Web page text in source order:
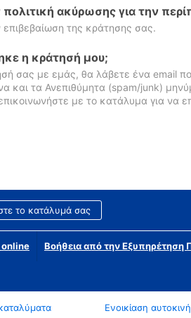
ακύρωσης για την
επιβεβαίωση της κράτησης σας.
η κράτησή μου;
σας με εμάς, θα λάβετε ένα email
και τα Ανεπιθύμητα (spam/junk)
με το κατάλυμα για να
το κατάλυμά σας
online Βοήθεια από την Εξυπηρέτηση
Ενοικίαση